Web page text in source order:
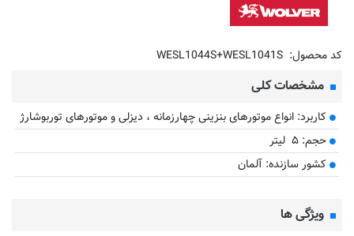
کد محصول: WESL1044S+WESL1041S
مشخصات کلی
کاربرد: انواع موتورهای بنزینی چهارزمانه ، دیزلی و موتورهای توربوشارژ
حجم: ۵ لیتر
کشور سازنده: آلمان
ویژگی ها